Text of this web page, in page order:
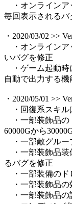
・オンラインア
毎回表示されるバ
・2020/03/02 >>
・オンラインア
いバグを修正
・ゲーム起動時
自動で出力する機
・2020/05/01 >>
・回復系スキル
・一部装飾品の
60000Gから
・一部敵グルー
・一部装飾品装
るバグを修正
・一部装備のド
・一部装飾品の
・一部装飾品の